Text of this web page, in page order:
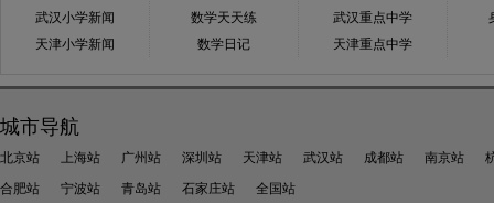
武汉小学新闻
天津小学新闻
数学天天练
数学日记
武汉重点中学
天津重点中学
城市导航
北京站 上海站 广州站 深圳站 天津站 武汉站 成都站 南京站
合肥站
宁波站 青岛站 石家庄站 全国站